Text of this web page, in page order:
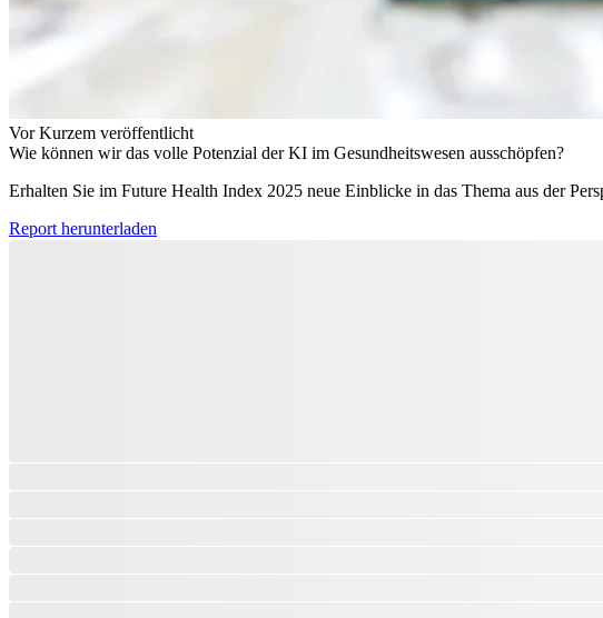
Vor Kurzem veröffentlicht
Wie können wir das volle Potenzial der KI im Gesundheitswesen ausschöpfen?
Erhalten Sie im Future Health Index 2025 neue Einblicke in das Thema aus der
Report herunterladen